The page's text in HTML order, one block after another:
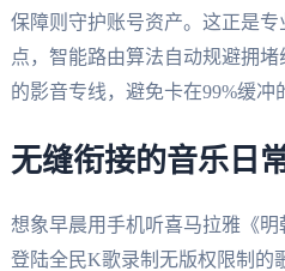
保障则守护账号资产。这正是
点，智能路由算法自动规避拥
的影音专线，避免卡在99%缓冲
无缝衔接的音乐日
想象早晨用手机听喜马拉雅《明
登陆全民K歌录制无版权限制的